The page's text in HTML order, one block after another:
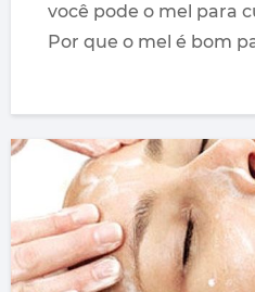
você pode o mel para
Por que o mel é bom